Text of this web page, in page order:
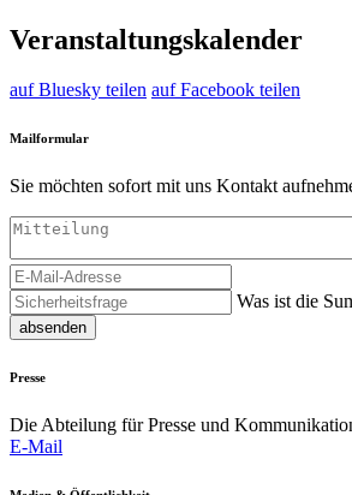
Veranstaltungskalender
auf Bluesky teilen auf Facebook teilen
Mailformular
Sie möchten sofort mit uns Kontakt
Was ist die
absenden
Presse
Die Abteilung für Presse und
E-Mail